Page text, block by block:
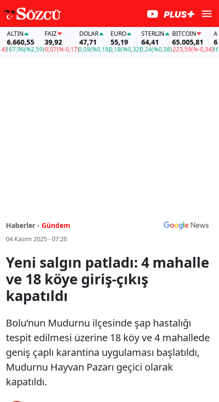
(%2,59)
FAİZ
39,92
-0,07(%-0,17)
DOLAR
47,71
0,09(%0,18)
EURO
55,19
0,18(%0,32)
STERLIN
64,41
0,24(%0,38)
BITCOIN
65.005,81
-223,59(%-0,34)
Haberler - Gündem
04 Kasım 2025 - 07:26
Yeni salgın patladı: 4 mahalle
ve 18 köye giriş-çıkış
kapatıldı
Bolu’nun Mudurnu ilçesinde şap hastalığı
tespit edilmesi üzerine 18 köy ve 4 mahallede
geniş çaplı karantina uygulaması başlatıldı,
Mudurnu Hayvan Pazarı geçici olarak
kapatıldı.